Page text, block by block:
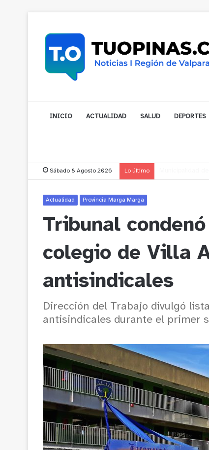
INICIO ACTUALIDAD SALUD DEPORTES
Sábado 8 Agosto 2026 Lo último
Actualidad Provincia Marga Marga
Tribunal
colegio de Villa
antisindicales
Dirección del Trabajo divulgó
antisindicales durante el primer